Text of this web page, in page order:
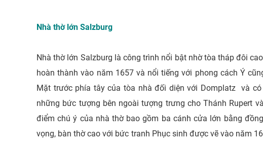
Nhà thờ lớn Salzburg
Nhà thờ lớn Salzburg là công trình nổi bật nhờ tòa tháp đôi
hoàn thành vào năm 1657 và nổi tiếng với phong cách Ý
Mặt trước phía tây của tòa nhà đối diện với Domplatz và
những bức tượng bên ngoài tượng trưng cho Thánh Rupert
điểm chú ý của nhà thờ bao gồm ba cánh cửa lớn bằng
vọng, bàn thờ cao với bức tranh Phục sinh được vẽ vào năm